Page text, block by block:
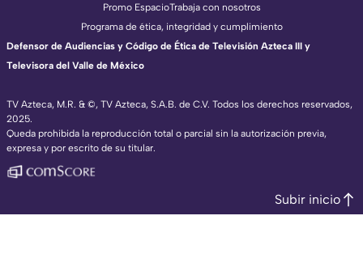
TV Azteca, M.R. & ©, TV Azteca, S.A.B. de C.V. Todos los derechos reservados,
2025.
Queda prohibida la reproducción total o parcial sin la autorización previa,
expresa y por escrito de su titular.
Promo EspacioTrabaja con nosotros
Programa de ética, integridad y cumplimiento
Defensor de Audiencias y Código de Ética de Televisión Azteca III y
Televisora del Valle de México
Subir inicio